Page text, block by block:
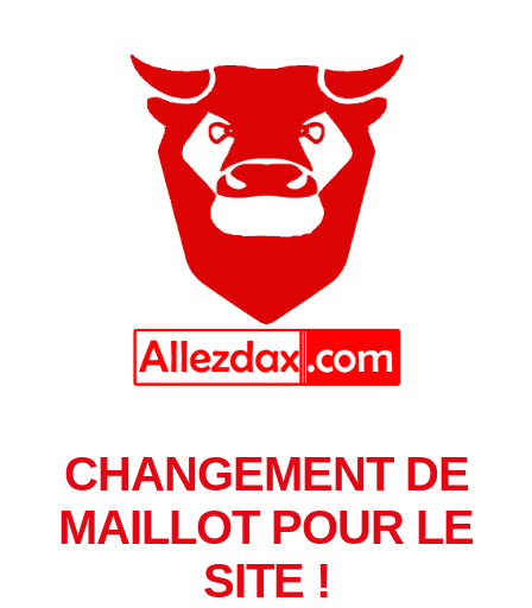
CHANGEMENT DE
MAILLOT POUR LE
SITE !